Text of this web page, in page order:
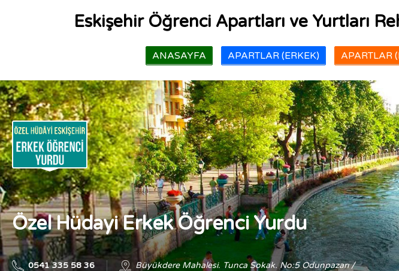
Eskişehir Öğrenci Apartları ve Yurtları
ANASAYFA APARTLAR (ERKEK) APARTLAR
Özel Hüdayi Erkek Öğrenci Yurdu
0541 335 58 36 Büyükdere Mahalesi. Tunca Sokak. No:5 Odunpazarı /